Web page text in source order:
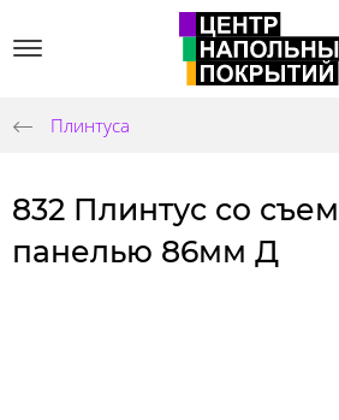
Плинтуса
832 Плинтус со
панелью 86мм Д